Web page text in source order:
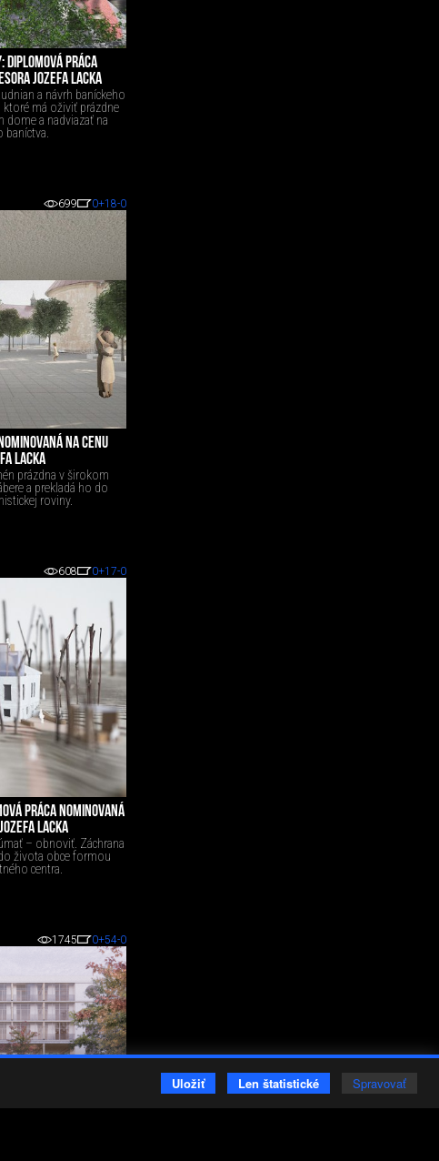
Uložiť Len štatistické Spravovať
DIPLOMOVÁ PRÁCA
JOZEFA LACKA
a návrh baníckeho
má oživiť prázdne
a nadviazať na
699 0+18-0
NA CENU
LACKA
prázdna v širokom
a prekladá ho do
roviny.
608 0+17-0
PRÁCA NOMINOVANÁ
LACKA
– obnoviť. Záchrana
života obce formou
centra.
1745 0+54-0